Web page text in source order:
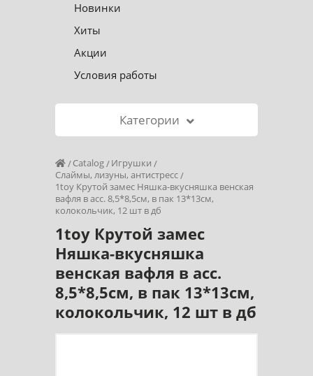
Новинки
Хиты
Акции
Условия работы
Категории
Catalog
Игрушки
Слаймы, лизуны, антистресс
1toy Крутой замес Няшка-вкусняшка венская
вафля в асс. 8,5*8,5см, в пак 13*13см,
колокольчик, 12 шт в дб
1toy Крутой замес
Няшка-вкусняшка
венская вафля в асс.
8,5*8,5см, в пак 13*13см,
колокольчик, 12 шт в дб